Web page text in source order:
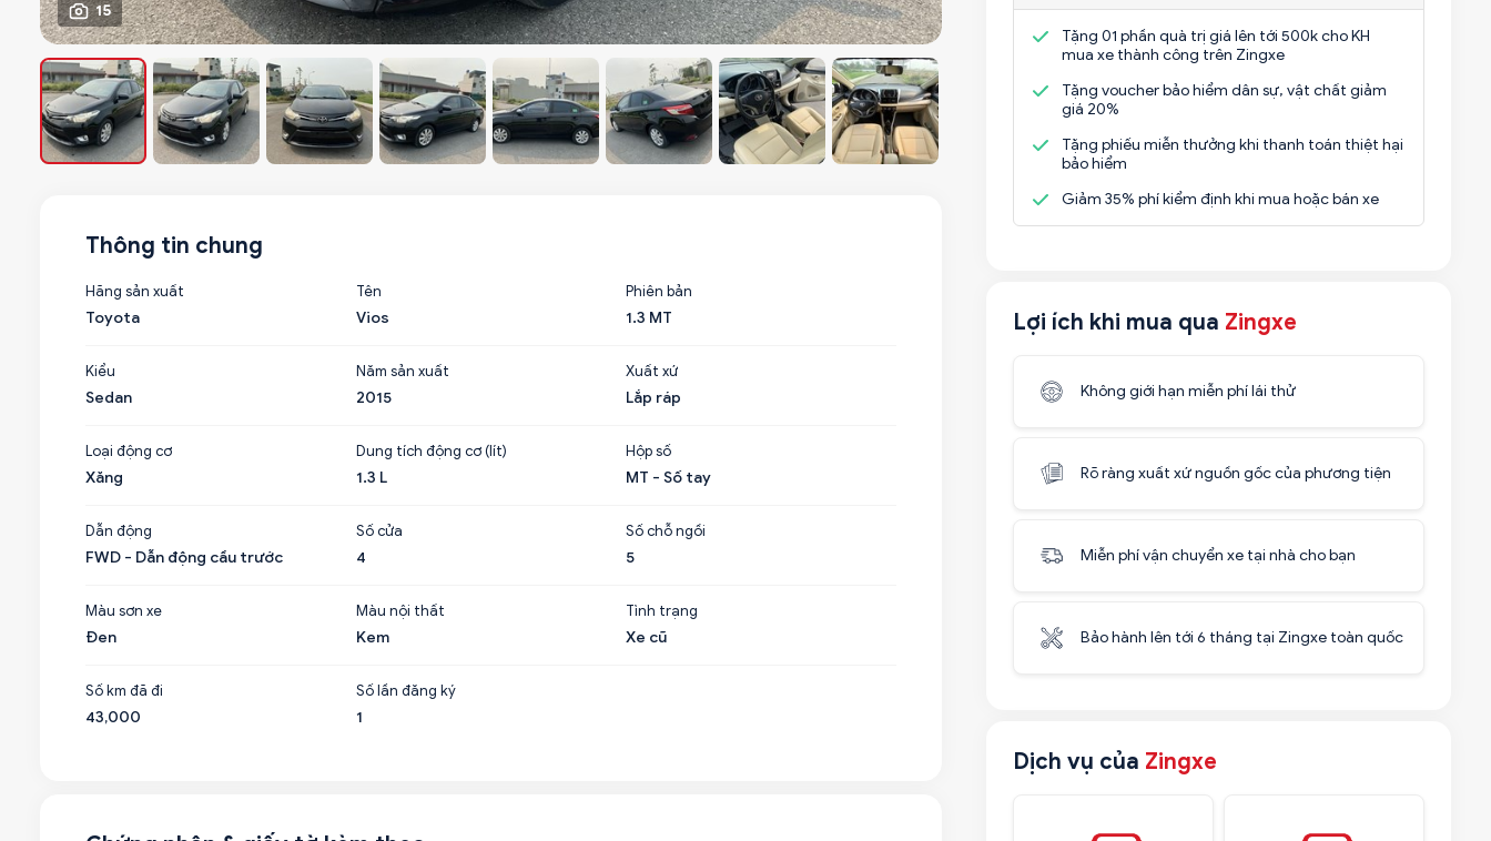
15
Tặng 01 phần quà trị giá lên tới 500k cho KH
mua xe thành công trên Zingxe
Tặng voucher bảo hiểm dân sự, vật chất giảm
giá 20%
Tặng phiếu miễn thưởng khi thanh toán thiệt hại
bảo hiểm
Giảm 35% phí kiểm định khi mua hoặc bán xe
Lợi ích khi mua qua Zingxe
Không giới hạn miễn phí lái thử
Rõ ràng xuất xứ nguồn gốc của phương tiện
Miễn phí vận chuyển xe tại nhà cho bạn
Bảo hành lên tới 6 tháng tại Zingxe toàn quốc
Dịch vụ của Zingxe
Thông tin chung
Hãng sản xuất
Toyota
Tên
Vios
Phiên bản
1.3 MT
Kiểu
Sedan
Năm sản xuất
2015
Xuất xứ
Lắp ráp
Loại động cơ
Xăng
Dung tích động cơ (lít)
1.3 L
Hộp số
MT - Số tay
Dẫn động
FWD - Dẫn động cầu trước
Số cửa
4
Số chỗ ngồi
5
Màu sơn xe
Đen
Màu nội thất
Kem
Tình trạng
Xe cũ
Số km đã đi
43,000
Số lần đăng ký
1